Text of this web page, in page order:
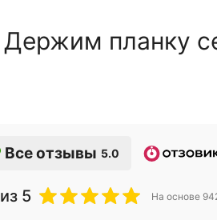
Держим планку
Все отзывы 5.0
из 5 На основе